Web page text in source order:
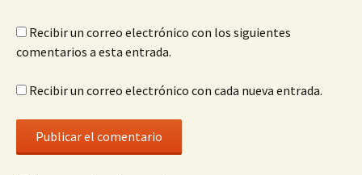
Recibir un correo electrónico con los siguientes
comentarios a esta entrada.
Recibir un correo electrónico con cada nueva entrada.